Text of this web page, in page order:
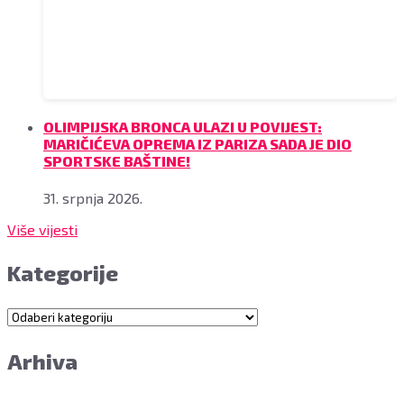
OLIMPIJSKA BRONCA ULAZI U POVIJEST:
MARIČIĆEVA OPREMA IZ PARIZA SADA JE DIO
SPORTSKE BAŠTINE!
31. srpnja 2026.
Više vijesti
Kategorije
Kategorije
Arhiva